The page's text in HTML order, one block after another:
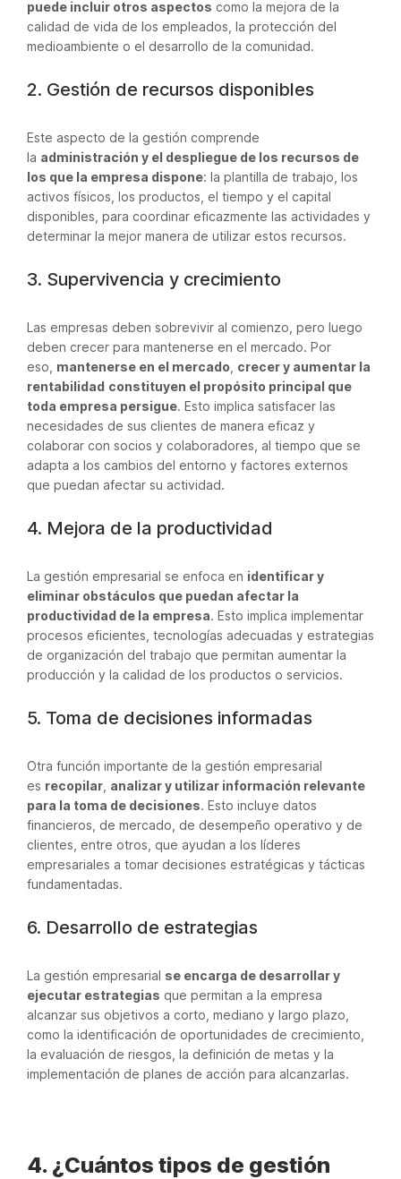
puede incluir otros aspectos como la mejora de la
calidad de vida de los empleados, la protección del
medioambiente o el desarrollo de la comunidad.
2. Gestión de recursos disponibles
Este aspecto de la gestión comprende
la administración y el despliegue de los recursos de
los que la empresa dispone: la plantilla de trabajo, los
activos físicos, los productos, el tiempo y el capital
disponibles, para coordinar eficazmente las actividades y
determinar la mejor manera de utilizar estos recursos.
3. Supervivencia y crecimiento
Las empresas deben sobrevivir al comienzo, pero luego
deben crecer para mantenerse en el mercado. Por
eso, mantenerse en el mercado crecer y aumentar la
rentabilidad constituyen el propósito principal que
toda empresa persigue. Esto implica satisfacer las
necesidades de sus clientes de manera eficaz y
colaborar con socios y colaboradores, al tiempo que se
adapta a los cambios del entorno y factores externos
que puedan afectar su actividad.
4. Mejora de la productividad
La gestión empresarial se enfoca en identificar y
eliminar obstáculos que puedan afectar la
productividad de la empresa. Esto implica implementar
procesos eficientes, tecnologías adecuadas y estrategias
de organización del trabajo que permitan aumentar la
producción y la calidad de los productos o servicios.
5. Toma de decisiones informadas
Otra función importante de la gestión empresarial
es recopilar analizar y utilizar información relevante
para la toma de decisiones. Esto incluye datos
financieros, de mercado, de desempeño operativo y de
clientes, entre otros, que ayudan a los líderes
empresariales a tomar decisiones estratégicas y tácticas
fundamentadas.
6. Desarrollo de estrategias
La gestión empresarial se encarga de desarrollar y
ejecutar estrategias que permitan a la empresa
alcanzar sus objetivos a corto, mediano y largo plazo,
como la identificación de oportunidades de crecimiento,
la evaluación de riesgos, la definición de metas y la
implementación de planes de acción para alcanzarlas.
4. ¿Cuántos tipos de gestión